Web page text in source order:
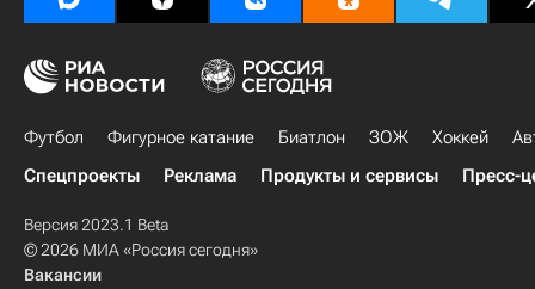
Футбол Фигурное катание Биатлон ЗОЖ Хоккей
Спецпроекты
Реклама Продукты и сервисы Пресс-
Версия 2023.1 Beta
© 2026 МИА «Россия сегодня»
Вакансии